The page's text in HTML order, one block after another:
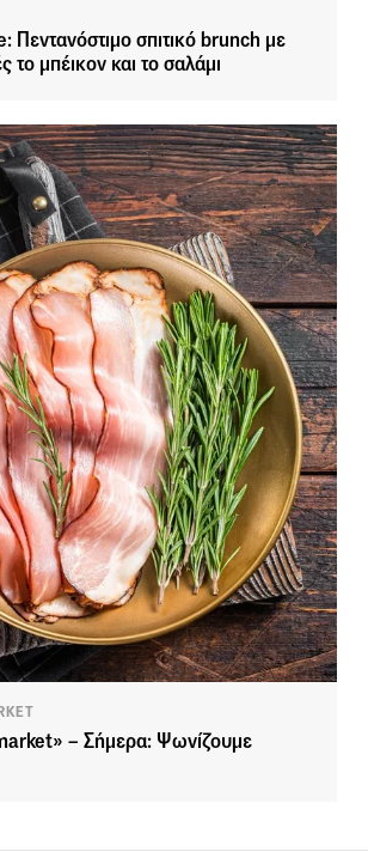
Πεντανόστιμο σπιτικό brunch με
το μπέικον και το σαλάμι
– Σήμερα: Ψωνίζουμε